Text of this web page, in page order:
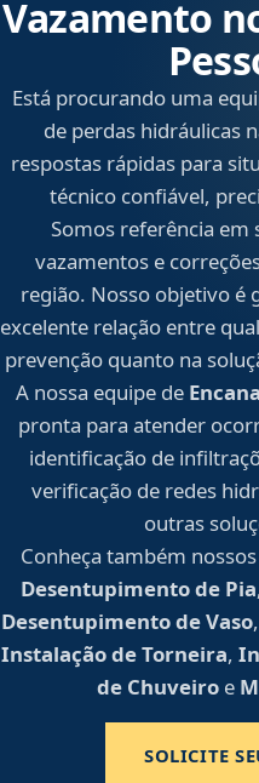
Vazamento
Está procurando uma
de perdas hidráulicas
respostas rápidas para
técnico confiável,
Somos referência em
vazamentos e
região. Nosso objetivo é
excelente relação entre
prevenção quanto na
A nossa equipe de
pronta para atender
identificação de
verificação de redes
outras
Conheça também
Desentupimento de Pia,
Desentupimento de Vaso,
Instalação de Torneira,
de Chuveiro e
SOLICITE